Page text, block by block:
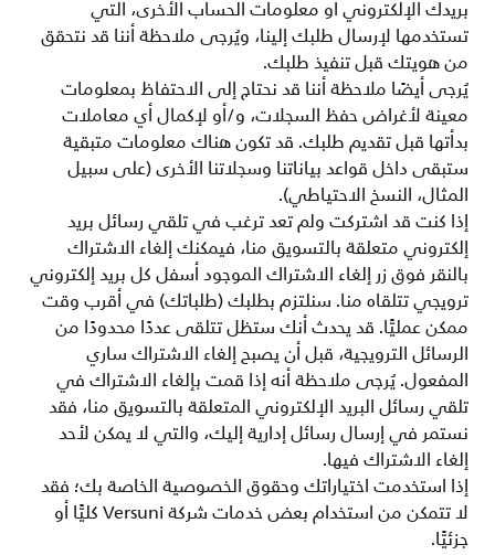
بريدك الإلكتروني أو معلومات الحساب الأخرى، التي
تستخدمها لإرسال طلبك إلينا، ويُرجى ملاحظة أننا قد نتحقق
من هويتك قبل تنفيذ طلبك.
يُرجى أيضًا ملاحظة أننا قد نحتاج إلى الاحتفاظ بمعلومات
معينة لأغراض حفظ السجلات، و/أو لإكمال أي معاملات
بدأتها قبل تقديم طلبك. قد تكون هناك معلومات متبقية
ستبقى داخل قواعد بياناتنا وسجلاتنا الأخرى (على سبيل
المثال، النسخ الاحتياطي).
إذا كنت قد اشتركت ولم تعد ترغب في تلقي رسائل بريد
إلكتروني متعلقة بالتسويق منا، فيمكنك إلغاء الاشتراك
بالنقر فوق زر إلغاء الاشتراك الموجود أسفل كل بريد إلكتروني
ترويجي تتلقاه منا. سنلتزم بطلبك (طلباتك) في أقرب وقت
ممكن عمليًّا. قد يحدث أنك ستظل تتلقى عددًا محدودًا من
الرسائل الترويجية، قبل أن يصبح إلغاء الاشتراك ساري
المفعول. يُرجى ملاحظة أنه إذا قمت بإلغاء الاشتراك في
تلقي رسائل البريد الإلكتروني المتعلقة بالتسويق منا، فقد
نستمر في إرسال رسائل إدارية إليك، والتي لا يمكن لأحد
إلغاء الاشتراك فيها.
إذا استخدمت اختياراتك وحقوق الخصوصية الخاصة بك؛ فقد
لا تتمكن من استخدام بعض خدمات شركة Versuni كليًّا أو
جزئيًّا.